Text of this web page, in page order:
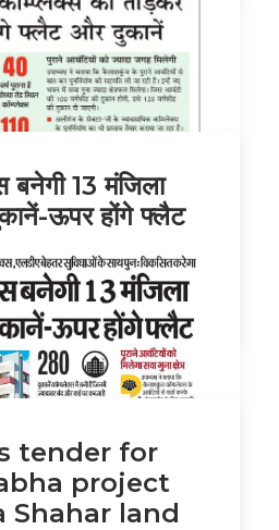
13 मंजिला
ऊपर होंगे फ्लैट
tender for
project
Shahar land